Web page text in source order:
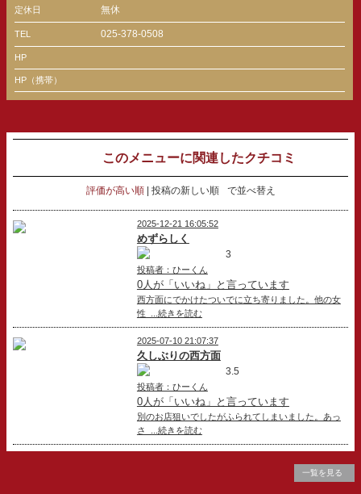
定休日 無休
TEL 025-378-0508
HP
HP（携帯）
このメニューに関連したクチコミ
評価が高い順 投稿の新しい順 で並べ替え
2025-12-21 16:05:52
めずらしく
3
投稿者：ひーくん
0人が「いいね」と言っています
西方面にでかけたついでに立ち寄りました。他の女
性 ...続きを読む
2025-07-10 21:07:37
久しぶりの西方面
3.5
投稿者：ひーくん
0人が「いいね」と言っています
別のお店狙いでしたがふられてしまいました。あっ
さ ...続きを読む
一覧を見る